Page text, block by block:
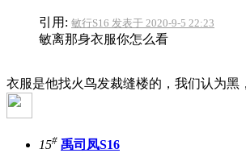
引用: 敏行S16 发表于 2020-9-5 22:23
敏离那身衣服你怎么看
衣服是他找火鸟发裁缝楼的，我们认为黑
15# 禹司凤S16